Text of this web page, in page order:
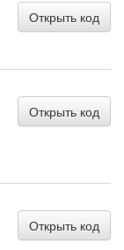
Открыть код
Открыть код
Открыть код